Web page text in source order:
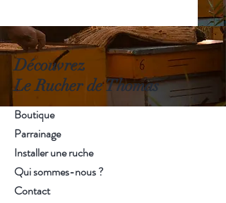
Découvrez
Le Rucher de Thomas
Boutique
Parrainage
Installer une ruche
Qui sommes-nous ?
Contact